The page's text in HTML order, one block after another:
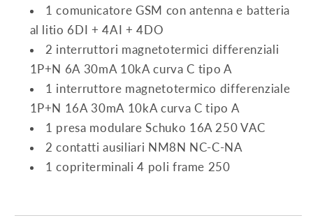
1 comunicatore GSM con antenna e batteria
al litio 6DI + 4AI + 4DO
2 interruttori magnetotermici differenziali
1P+N 6A 30mA 10kA curva C tipo A
1 interruttore magnetotermico differenziale
1P+N 16A 30mA 10kA curva C tipo A
1 presa modulare Schuko 16A 250 VAC
2 contatti ausiliari NM8N NC-C-NA
1 copriterminali 4 poli frame 250